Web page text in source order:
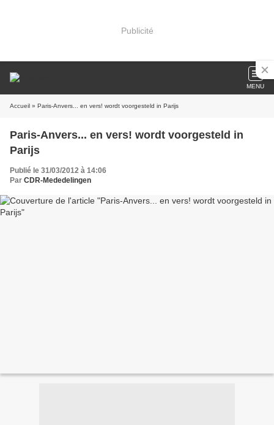
Publicité
MENU
Accueil » Paris-Anvers... en vers! wordt voorgesteld in Parijs
Paris-Anvers... en vers! wordt voorgesteld in
Parijs
Publié le 31/03/2012 à 14:06
Par CDR-Mededelingen